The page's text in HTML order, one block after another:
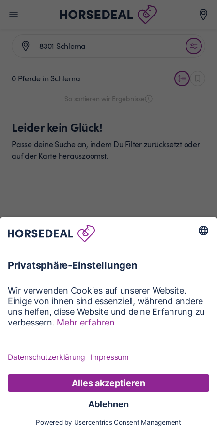
Karte Updates Konto
Karte
0 Pferde in Schlema
So sortieren wir Ergebnisse
Leider kein Glück!
Passe deine Suche an, indem Du Filter zurücksetzt oder
auf der Karte herauszoomst.